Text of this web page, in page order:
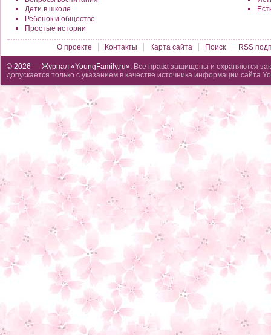
Дети в школе
Ребенок и общество
Простые истории
О проекте Контакты Карта сайта Поиск RSS
© 2026 — Журнал «YoungFamily.ru». Все права защищены и охраняются
допускается только с указанием в качестве источника информации сайта